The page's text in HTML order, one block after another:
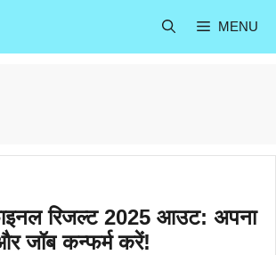
MENU
रिजल्ट 2025 आउट: अपना
जॉब कन्फर्म करें!